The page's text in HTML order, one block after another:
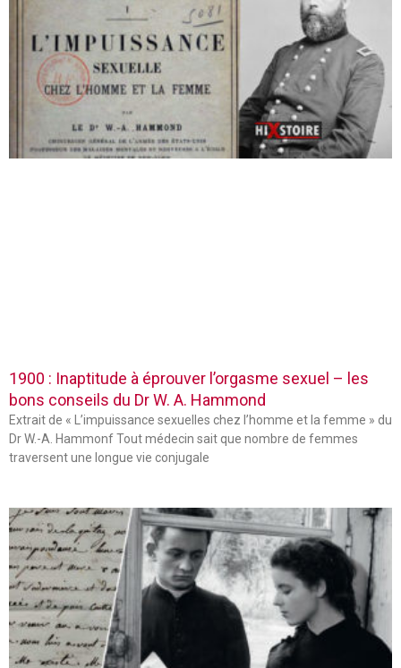
1900 : Inaptitude à éprouver l’orgasme sexuel – les
bons conseils du Dr W. A. Hammond
Extrait de « L’impuissance sexuelles chez l’homme et la femme » du
Dr W.-A. Hammonf Tout médecin sait que nombre de femmes
traversent une longue vie conjugale